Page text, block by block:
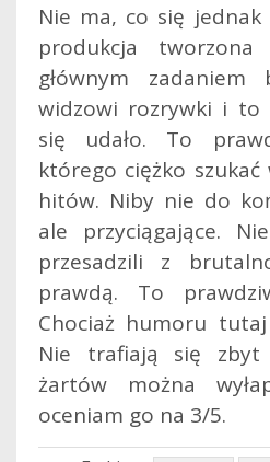
Nie ma, co się
produkcja
głównym zadaniem
widzowi rozrywki i to
się udało. To
którego ciężko szukać
hitów. Niby nie do
ale przyciągające.
przesadzili z
prawdą. To
Chociaż humoru
Nie trafiają się zbyt
żartów można
oceniam go na 3/5.